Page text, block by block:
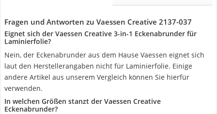
Fragen und Antworten zu Vaessen Creative 2137-037
Eignet sich der Vaessen Creative 3-in-1 Eckenabrunder für
Laminierfolie?
Nein, der Eckenabrunder aus dem Hause Vaessen eignet sich
laut den Herstellerangaben nicht für Laminierfolie. Einige
andere Artikel aus unserem Vergleich können Sie hierfür
verwenden.
In welchen Größen stanzt der Vaessen Creative
Eckenabrunder?